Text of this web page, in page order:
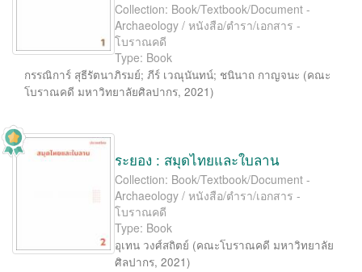
Collection: Book/Textbook/Document -
Archaeology / หนังสือ/ตำรา/เอกสาร -
โบราณคดี
Type: Book
กรรณิการ์ สุธีรัตนาภิรมย์; ภีร์ เวณุนันทน์; ชนินาถ กาญจนะ (คณะ
โบราณคดี มหาวิทยาลัยศิลปากร, 2021)
ระยอง : สมุดไทยและใบลาน
Collection: Book/Textbook/Document -
Archaeology / หนังสือ/ตำรา/เอกสาร -
โบราณคดี
Type: Book
อุเทน วงศ์สถิตย์ (คณะโบราณคดี มหาวิทยาลัย
ศิลปากร, 2021)